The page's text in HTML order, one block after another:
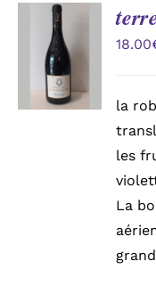
AJOUTER
AU
PANIER
/
DÉTAILS
18.00
la
les
La